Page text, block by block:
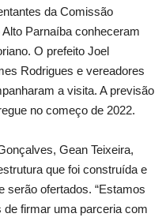
da Comissão
Parnaíba conheceram
O prefeito Joel
Rodrigues e vereadores
a visita. A previsão
no começo de 2022.
Gean Teixeira,
que foi construída e
serão ofertados. “Estamos
firmar uma parceria com